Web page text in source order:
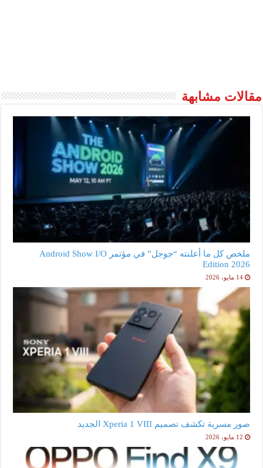
مقالات مشابهة
ملخص كل ما أعلنته “جوجل” في مؤتمر Android Show I/O
Edition 2026
14 مايو، 2026
صور مسربة تكشف تصميم Xperia 1 VIII الجديد
12 مايو، 2026